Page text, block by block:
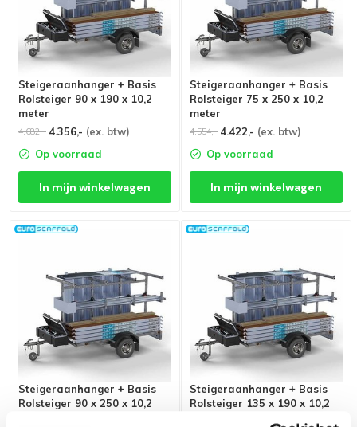
Steigeraanhanger + Basis
Rolsteiger 90 x 190 x 10,2
meter
4.682,- 4.356,- (ex. btw)
Op voorraad
In mijn winkelwagen
Steigeraanhanger + Basis
Rolsteiger 75 x 250 x 10,2
meter
4.554,- 4.422,- (ex. btw)
Op voorraad
In mijn winkelwagen
Steigeraanhanger + Basis
Rolsteiger 90 x 250 x 10,2
Steigeraanhanger + Basis
Rolsteiger 135 x 190 x 10,2